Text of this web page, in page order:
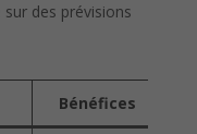
des prévisions
Bénéfices